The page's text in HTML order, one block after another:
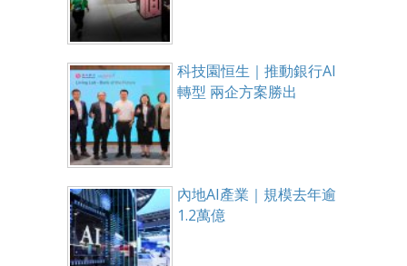
科技園恒生｜推動銀行AI
轉型 兩企方案勝出
內地AI產業｜規模去年逾
1.2萬億